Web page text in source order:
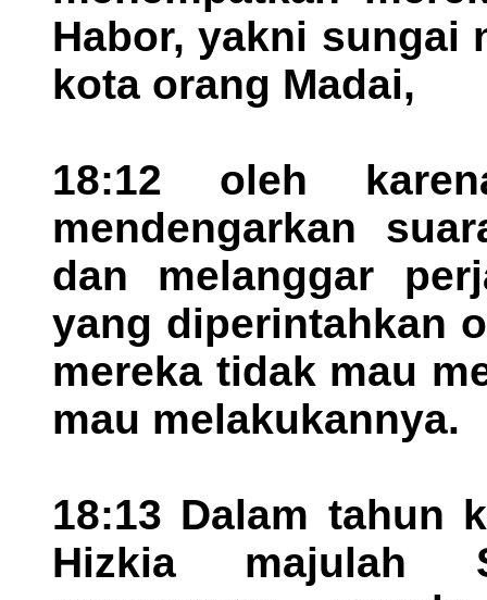
Habor, yakni sungai
kota orang Madai,
18:12 oleh
mendengarkan
dan melanggar
yang diperintahkan
mereka tidak mau
mau melakukannya.
18:13 Dalam tahun
Hizkia majulah